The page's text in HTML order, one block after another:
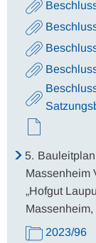
5.
Massenheim
„Hofgut
2023/96